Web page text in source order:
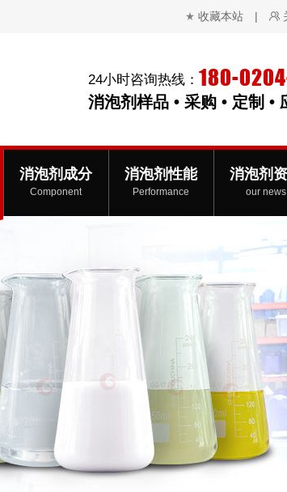
收藏本站 |
24小时咨询热线： 180-
消泡剂样品 • 采购 • 定制 •
消泡剂成分
Component
消泡剂性能
Performance
消泡剂
our news